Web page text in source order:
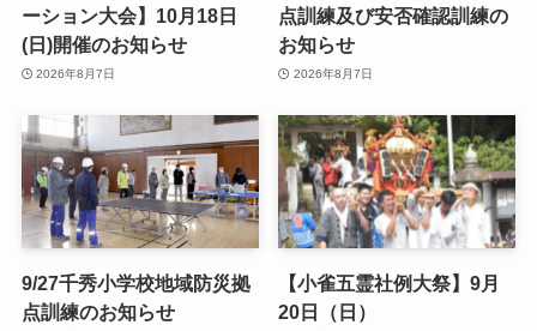
ーション大会】10月18日
(日)開催のお知らせ
2026年8月7日
点訓練及び安否確認訓練の
お知らせ
2026年8月7日
9/27千秀小学校地域防災拠
点訓練のお知らせ
【小雀五霊社例大祭】9月
20日（日）